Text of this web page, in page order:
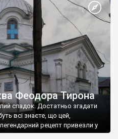
Феодора Тирона
спадок. Достатньо згадати
всі знаєте, що цей,
рецепт привезли у